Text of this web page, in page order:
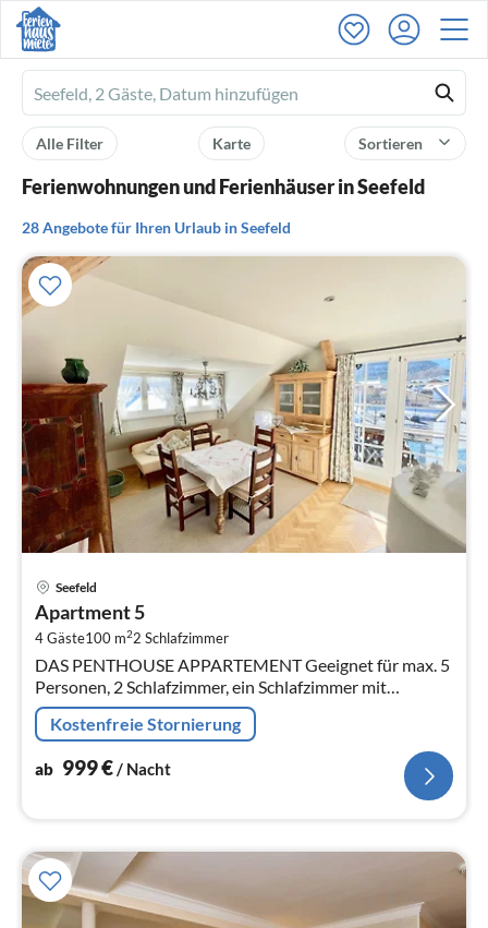
Ferienhausmiete
logo
Sortieren
Karte
Alle Filter
Ferienwohnungen und Ferienhäuser in Seefeld
28 Angebote für Ihren Urlaub in Seefeld
Seefeld
Apartment 5
4 Gäste100 m22 Schlafzimmer
DAS PENTHOUSE APPARTEMENT Geeignet für max. 5
Personen, 2 Schlafzimmer, ein Schlafzimmer mit
Doppelbett eines mit zwei Einzelbetten, Zustellbett
verfügbar, Wohn- und Essraum, Ca.
Kostenfreie Stornierung
ab 999€/ Nacht